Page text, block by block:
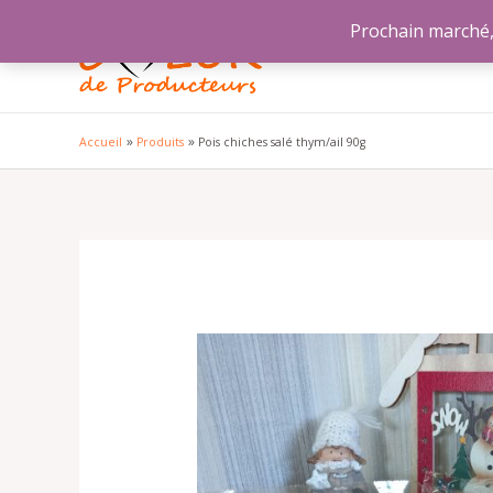
contenu
Accueil Produits Pois chiches salé thym/ail 90g
Prochain